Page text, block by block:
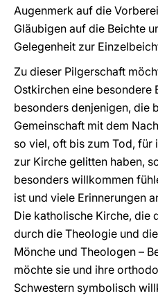
Augenmerk auf die
Gläubigen auf die Beichte
Gelegenheit zur
Zu dieser Pilgerschaft
Ostkirchen eine besondere
besonders denjenigen, die
Gemeinschaft mit dem
so viel, oft bis zum Tod, für
zur Kirche gelitten haben,
besonders willkommen
ist und viele Erinnerungen
Die katholische Kirche, die
durch die Theologie und
Mönche und Theologen –
möchte sie und ihre
Schwestern symbolisch